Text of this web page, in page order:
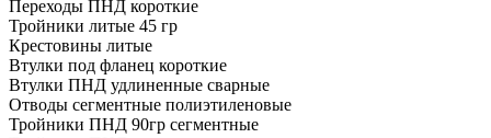
Переходы ПНД короткие
Тройники литые 45 гр
Крестовины литые
Втулки под фланец короткие
Втулки ПНД удлиненные сварные
Отводы сегментные полиэтиленовые
Тройники ПНД 90гр сегментные